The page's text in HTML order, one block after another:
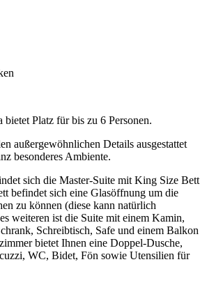
Platz für bis zu 6 Personen.
außergewöhnlichen Details ausgestattet
besonderes Ambiente.
sich die Master-Suite mit King Size Bett
befindet sich eine Glasöffnung um die
zu können (diese kann natürlich
weiteren ist die Suite mit einem Kamin,
Schreibtisch, Safe und einem Balkon
bietet Ihnen eine Doppel-Dusche,
WC, Bidet, Fön sowie Utensilien für